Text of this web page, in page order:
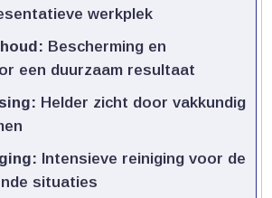
werkplek
Bescherming en
een duurzaam resultaat
Helder zicht door vakkundig
Intensieve reiniging voor de
situaties